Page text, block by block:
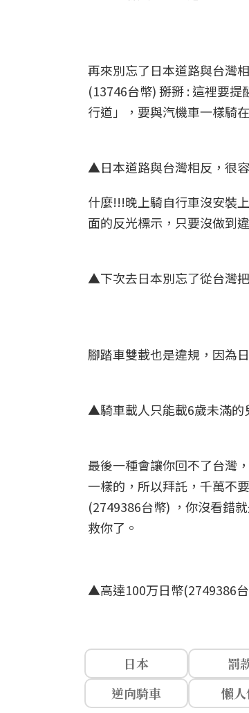
再來別忘了日本道路與台灣
(13746台幣) 掰掰 : 這裡要
行道」，要與汽機車一樣騎
▲日本道路與台灣相反，很
什麼!!!晚上騎自行車沒安裝
面的反光標示，只要沒做到
▲下次去日本別忘了從台灣
腳踏車雙載也是違規，因為
▲騎車載人只能載6歲未滿的
最後一種會讓你回不了台灣
一樣的，所以拜託，千萬不
(2749386台幣) ，你沒看錯
救你了。
▲高達100万日幣(2749386
日本 罰
逆向騎車
懶人